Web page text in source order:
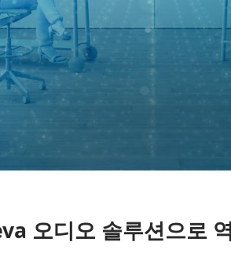
오디오 솔루션으로